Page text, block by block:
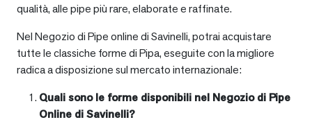
qualità, alle pipe più rare, elaborate e raffinate.
Nel Negozio di Pipe online di Savinelli, potrai acquistare
tutte le classiche forme di Pipa, eseguite con la migliore
radica a disposizione sul mercato internazionale:
Quali sono le forme disponibili nel Negozio di Pipe
Online di Savinelli?